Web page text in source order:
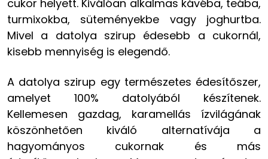
cukor helyett. Kiválóan alkalmas kávéba, teába,
turmixokba, süteményekbe vagy joghurtba.
Mivel a datolya szirup édesebb a cukornál,
kisebb mennyiség is elegendő.
A datolya szirup egy természetes édesítőszer,
amelyet 100% datolyából készítenek.
Kellemesen gazdag, karamellás ízvilágának
köszönhetően kiváló alternatívája a
hagyományos cukornak és más